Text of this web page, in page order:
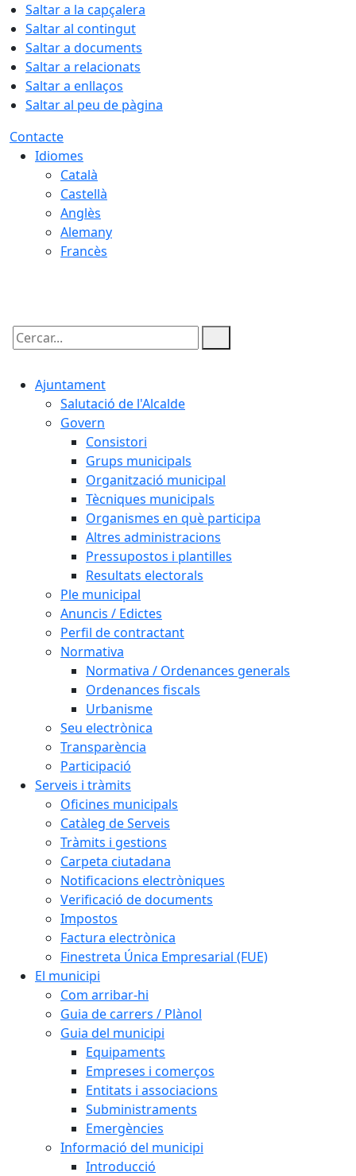
Saltar a la capçalera
Saltar al contingut
Saltar a documents
Saltar a relacionats
Saltar a enllaços
Saltar al peu de pàgina
Contacte
Idiomes
Català
Castellà
Anglès
Alemany
Francès
Cercar:
Ajuntament
Salutació de l'Alcalde
Govern
Consistori
Grups municipals
Organització municipal
Tècniques municipals
Organismes en què participa
Altres administracions
Pressupostos i plantilles
Resultats electorals
Ple municipal
Anuncis / Edictes
Perfil de contractant
Normativa
Normativa / Ordenances generals
Ordenances fiscals
Urbanisme
Seu electrònica
Transparència
Participació
Serveis i tràmits
Oficines municipals
Catàleg de Serveis
Tràmits i gestions
Carpeta ciutadana
Notificacions electròniques
Verificació de documents
Impostos
Factura electrònica
Finestreta Única Empresarial (FUE)
El municipi
Com arribar-hi
Guia de carrers / Plànol
Guia del municipi
Equipaments
Empreses i comerços
Entitats i associacions
Subministraments
Emergències
Informació del municipi
Introducció